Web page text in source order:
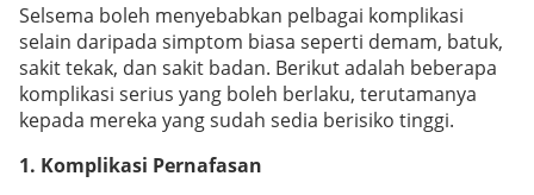
Selsema boleh menyebabkan pelbagai komplikasi
selain daripada simptom biasa seperti demam, batuk,
sakit tekak, dan sakit badan. Berikut adalah beberapa
komplikasi serius yang boleh berlaku, terutamanya
kepada mereka yang sudah sedia berisiko tinggi.
1. Komplikasi Pernafasan